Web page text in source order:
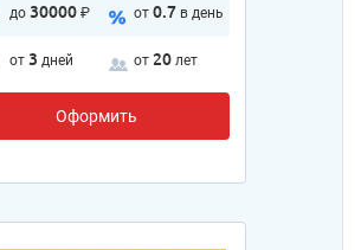
до 30000 ₽ от 0.7 в день
от 3 дней от 20 лет
Оформить